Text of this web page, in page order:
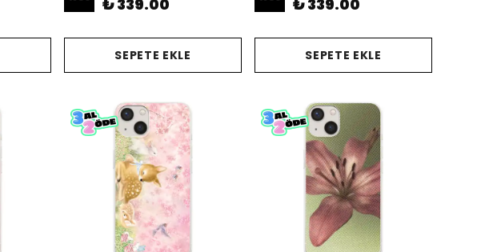
₺ 339.00
SEPETE EKLE
₺ 339.00
SEPETE EKLE